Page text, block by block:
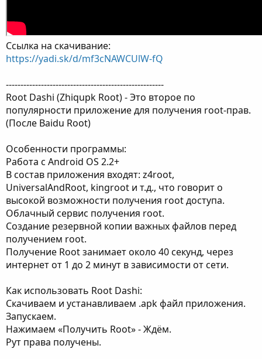
Ссылка на скачивание:
https://yadi.sk/d/mf3cNAWCUlW-fQ
------------------------------------------------------
Root Dashi (Zhiqupk Root) - Это второе по
популярности приложение для получения root-прав.
(После Baidu Root)
Особенности программы:
Работа с Android OS 2.2+
В состав приложения входят: z4root,
UniversalAndRoot, kingroot и т.д., что говорит о
высокой возможности получения root доступа.
Облачный сервис получения root.
Создание резервной копии важных файлов перед
получением root.
Получение Root занимает около 40 секунд, через
интернет от 1 до 2 минут в зависимости от сети.
Как использовать Root Dashi:
Скачиваем и устанавливаем .apk файл приложения.
Запускаем.
Нажимаем «Получить Root» - Ждём.
Рут права получены.